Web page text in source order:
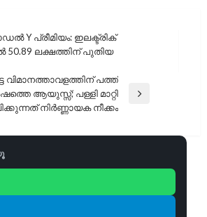
Y പ്രീമിയം: ഇലക്ട്രിക്
50.89 ലക്ഷത്തിന് പുതിയ
വിമാനത്താവളത്തിന് പത്ത്
ആയുസ്സ്; പള്ളി മാറ്റി
നിർണ്ണായക നീക്കം